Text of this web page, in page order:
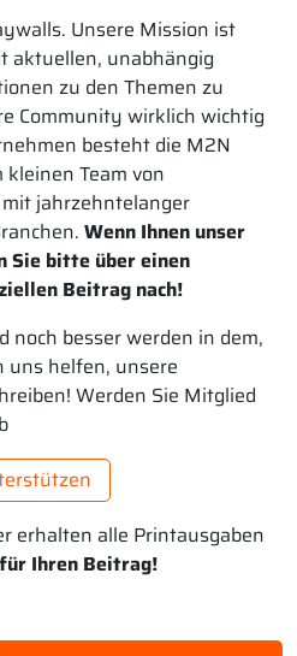
Unsere Mission ist
aktuellen, unabhängig
zu den Themen zu
Community wirklich wichtig
besteht die M2N
kleinen Team von
jahrzehntelanger
Wenn Ihnen unser
Sie bitte über einen
Beitrag nach!
noch besser werden in dem,
uns helfen, unsere
Werden Sie Mitglied
erhalten alle Printausgaben
Ihren Beitrag!